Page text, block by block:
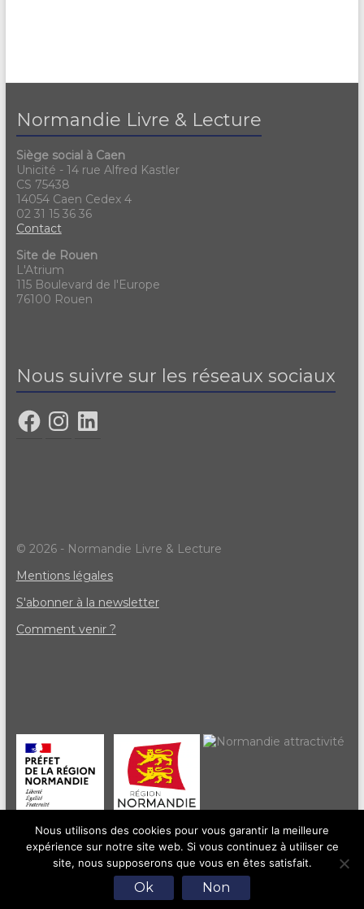
Normandie Livre & Lecture
Siège social à Caen
Unicité - 14 rue Alfred Kastler
CS 75438
14054 Caen Cedex 4
02 31 15 36 36
Contact
Site de Rouen
L'Atrium
115 Boulevard de l'Europe
76100 Rouen
Nous suivre sur les réseaux sociaux
© 2026 - Normandie Livre & Lecture
Mentions légales
S'abonner à la newsletter
Comment venir ?
Nous utilisons des cookies pour vous garantir la meilleure
expérience sur notre site web. Si vous continuez à utiliser ce
site, nous supposerons que vous en êtes satisfait.
Ok Non